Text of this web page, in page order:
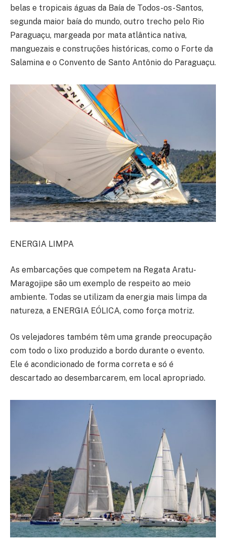
belas e tropicais águas da Baía de Todos-os-Santos,
segunda maior baía do mundo, outro trecho pelo Rio
Paraguaçu, margeada por mata atlântica nativa,
manguezais e construções históricas, como o Forte da
Salamina e o Convento de Santo Antônio do Paraguaçu.
ENERGIA LIMPA
As embarcações que competem na Regata Aratu-
Maragojipe são um exemplo de respeito ao meio
ambiente. Todas se utilizam da energia mais limpa da
natureza, a ENERGIA EÓLICA, como força motriz.
Os velejadores também têm uma grande preocupação
com todo o lixo produzido a bordo durante o evento.
Ele é acondicionado de forma correta e só é
descartado ao desembarcarem, em local apropriado.